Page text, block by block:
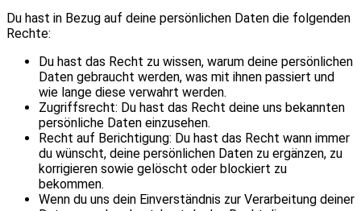
Du hast in Bezug auf deine persönlichen Daten die folgenden
Rechte:
Du hast das Recht zu wissen, warum deine persönlichen
Daten gebraucht werden, was mit ihnen passiert und
wie lange diese verwahrt werden.
Zugriffsrecht: Du hast das Recht deine uns bekannten
persönliche Daten einzusehen.
Recht auf Berichtigung: Du hast das Recht wann immer
du wünscht, deine persönlichen Daten zu ergänzen, zu
korrigieren sowie gelöscht oder blockiert zu
bekommen.
Wenn du uns dein Einverständnis zur Verarbeitung deiner